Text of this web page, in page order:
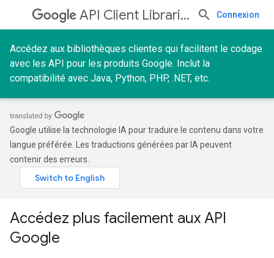
API Client Libraries Connexion
Accédez aux bibliothèques clientes qui facilitent le codage
avec les API pour les produits Google. Inclut la
compatibilité avec Java, Python, PHP, .NET, etc.
Google utilise la technologie IA pour traduire le contenu dans votre
langue préférée. Les traductions générées par IA peuvent
contenir des erreurs.
Accédez plus facilement aux API
Google